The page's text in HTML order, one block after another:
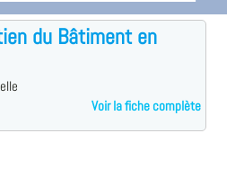
du Bâtiment en
Voir la fiche complète